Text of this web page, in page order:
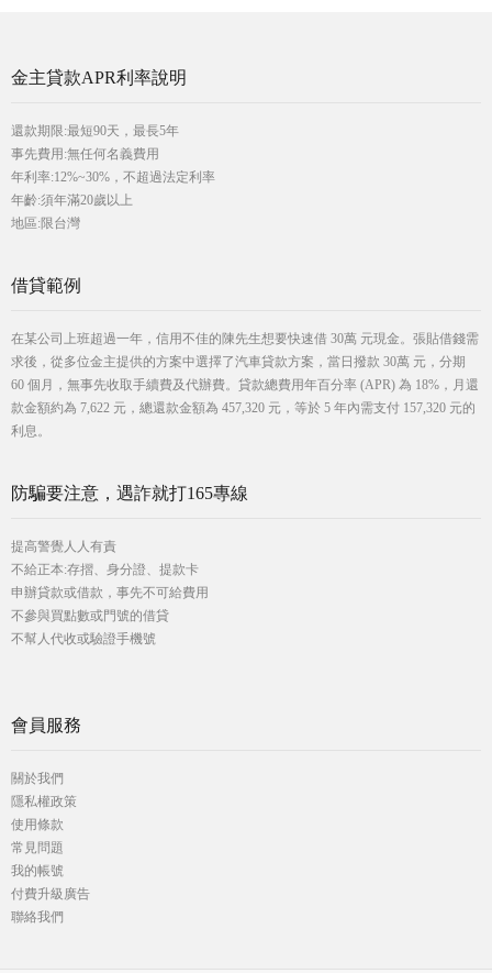
金主貸款APR利率說明
還款期限:最短90天，最長5年
事先費用:無任何名義費用
年利率:12%~30%，不超過法定利率
年齡:須年滿20歲以上
地區:限台灣
借貸範例
在某公司上班超過一年，信用不佳的陳先生想要快速借 30萬 元現金。張貼借錢需
求後，從多位金主提供的方案中選擇了汽車貸款方案，當日撥款 30萬 元，分期
60 個月，無事先收取手續費及代辦費。貸款總費用年百分率 (APR) 為 18%，月還
款金額約為 7,622 元，總還款金額為 457,320 元，等於 5 年內需支付 157,320 元的
利息。
防騙要注意，遇詐就打165專線
提高警覺人人有責
不給正本:存摺、身分證、提款卡
申辦貸款或借款，事先不可給費用
不參與買點數或門號的借貸
不幫人代收或驗證手機號
會員服務
關於我們
隱私權政策
使用條款
常見問題
我的帳號
付費升級廣告
聯絡我們